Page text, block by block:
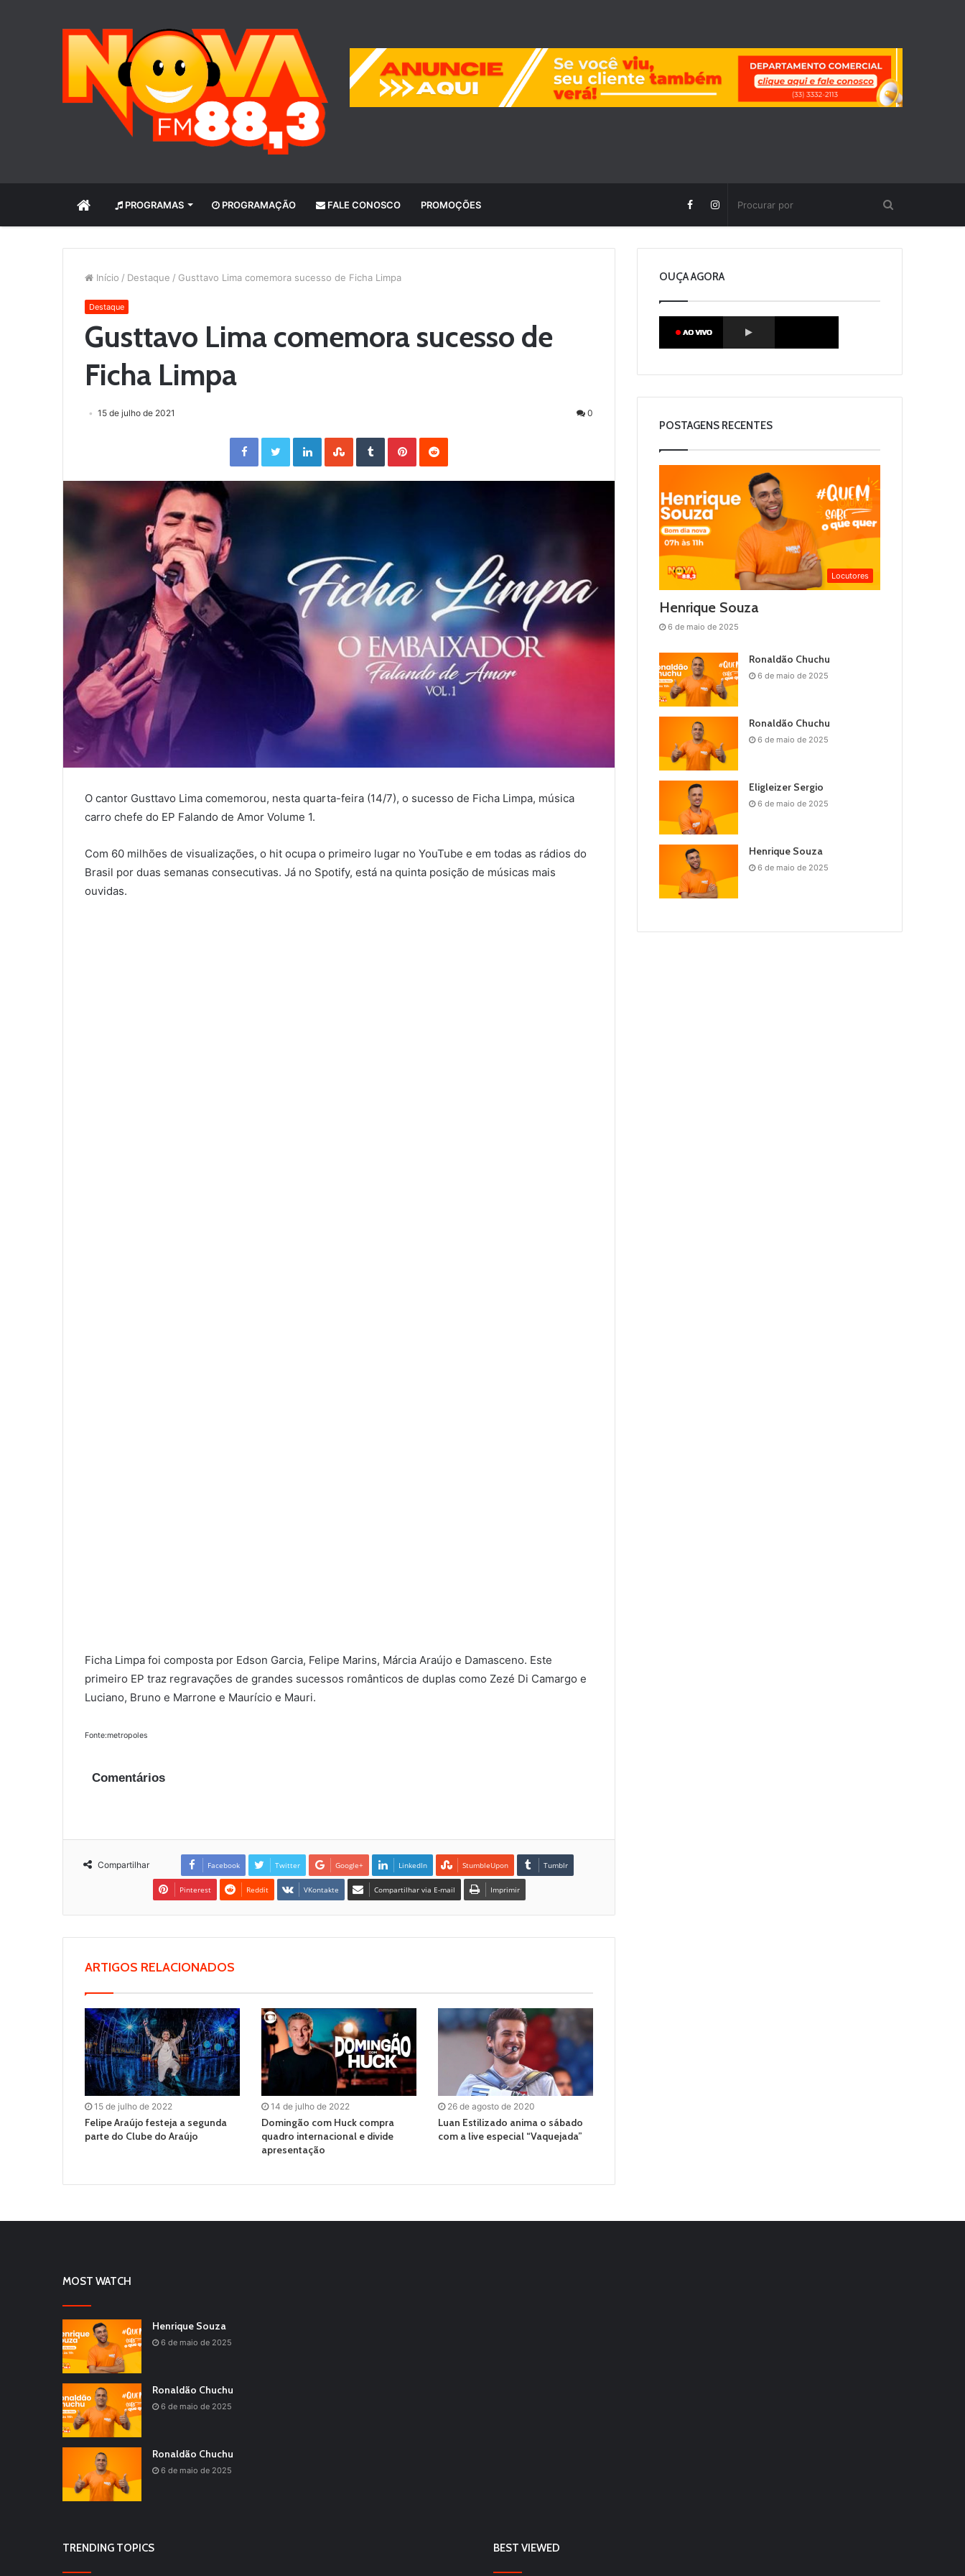
INÍCIO PROGRAMAS PROGRAMAÇÃO FALE CONOSCO PROMOÇÕES
Início / Destaque / Gusttavo Lima comemora sucesso de Ficha Limpa
Destaque
Gusttavo Lima comemora sucesso de
Ficha Limpa
15 de julho de 2021 0
Facebook Twitter LinkedIn StumbleUpon Tumblr Pinterest
O cantor Gusttavo Lima comemorou, nesta quarta-feira (14/7), o sucesso de Ficha Limpa, música
carro chefe do EP Falando de Amor Volume 1.
Com 60 milhões de visualizações, o hit ocupa o primeiro lugar no YouTube e em todas as rádios do
Brasil por duas semanas consecutivas. Já no Spotify, está na quinta posição de músicas mais
ouvidas.
Ficha Limpa foi composta por Edson Garcia, Felipe Marins, Márcia Araújo e Damasceno. Este
primeiro EP traz regravações de grandes sucessos românticos de duplas como Zezé Di Camargo e
Luciano, Bruno e Marrone e Maurício e Mauri.
Fonte:metropoles
Comentários
Compartilhar Facebook Twitter Google+ LinkedIn StumbleUpon Tumblr
Pinterest Reddit VKontakte Compartilhar via E-mail Imprimir
ARTIGOS RELACIONADOS
15 de julho de 2022
Felipe Araújo festeja a segunda
parte do Clube do Araújo
14 de julho de 2022
Domingão com Huck compra
quadro internacional e divide
apresentação
26 de agosto de 2020
Luan Estilizado anima o sábado
com a live especial “Vaquejada”
OUÇA AGORA
POSTAGENS RECENTES
Locutores
Henrique Souza
6 de maio de 2025
Ronaldão Chuchu
6 de maio de 2025
Ronaldão Chuchu
6 de maio de 2025
Eligleizer Sergio
6 de maio de 2025
Henrique Souza
6 de maio de 2025
MOST WATCH
Henrique Souza
6 de maio de 2025
Ronaldão Chuchu
6 de maio de 2025
Ronaldão Chuchu
6 de maio de 2025
TRENDING TOPICS BEST VIEWED